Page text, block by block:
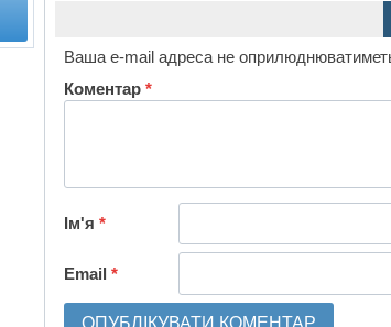
Ваша e-mail адреса не
Коментар *
Ім'я *
Email *